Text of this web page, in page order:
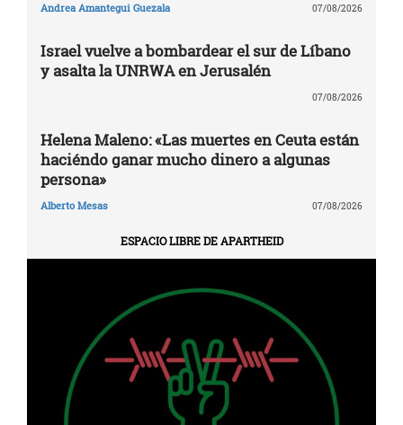
Andrea Amantegui Guezala 07/08/2026
Israel vuelve a bombardear el sur de Líbano
y asalta la UNRWA en Jerusalén
07/08/2026
Helena Maleno: «Las muertes en Ceuta están
haciéndo ganar mucho dinero a algunas
persona»
Alberto Mesas 07/08/2026
ESPACIO LIBRE DE APARTHEID